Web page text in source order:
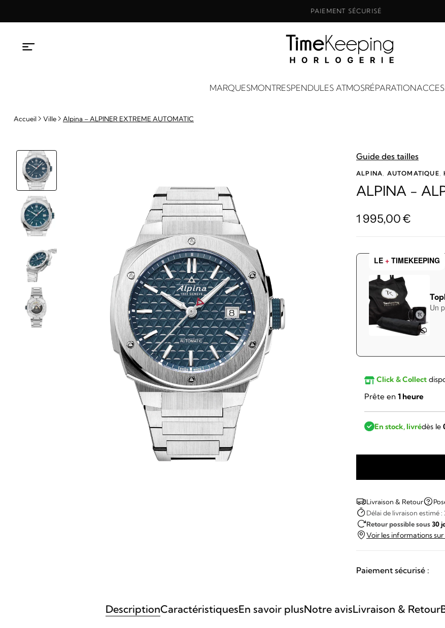
PAIEMENT SÉCURISÉ
MARQUESMONTRESPENDULES ATMOSRÉPARATION
Accueil Ville Alpina – ALPINER EXTREME AUTOMATIC
Guide des tailles
ALPINA AUTOMATIQUE ,
ALPINA -
1 995,00€
LE + TIMEKEEPING
Un
Click & Collect
Prête en 1 heure
En stock, livrédès le
Alpina
-
ALPINER
EXTREME
Livraison & Retour
Délai de livraison estimé :
Retour possible sous30
Voir les informations
Paiement sécurisé :
DescriptionCaractéristiquesEn savoir plusNotre avisLivraison & Retour